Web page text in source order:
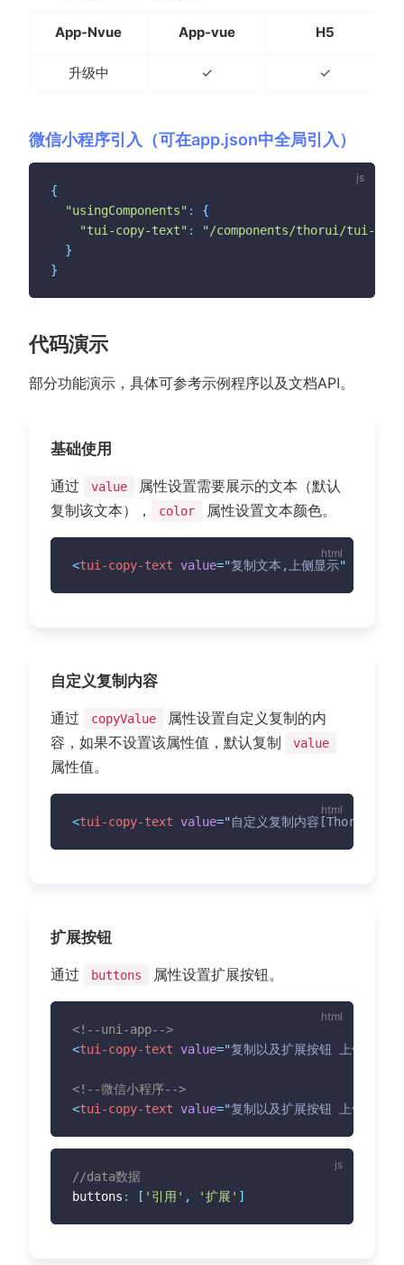
App-Nvue App-vue H5
升级中 ✓ ✓
微信小程序引入（可在app.json中全局引入）
{
"usingComponents" :
{
"tui-copy-text" :
"/components/thorui/tui-
}
}
代码演示
部分功能演示，具体可参考示例程序以及文档API。
基础使用
通过 value
属性设置需要展示的文本（默认
复制该文本），
color 属性设置文本颜色。
<tui-copy-text value="复制文本,上侧显示"
自定义复制内容
通过 copyValue
属性设置自定义复制的内
容，如果不设置该属性值，默认复制
value
属性值。
<tui-copy-text value="自定义复制内容[ThorUI QQ
扩展按钮
通过 buttons 属性设置扩展按钮。
<!--uni-app-->
<tui-copy-text value="复制以及扩展按钮 上侧
<!--微信小程序-->
<tui-copy-text value="复制以及扩展按钮 上侧
//data数据
buttons : [ '引用' , '扩展' ]